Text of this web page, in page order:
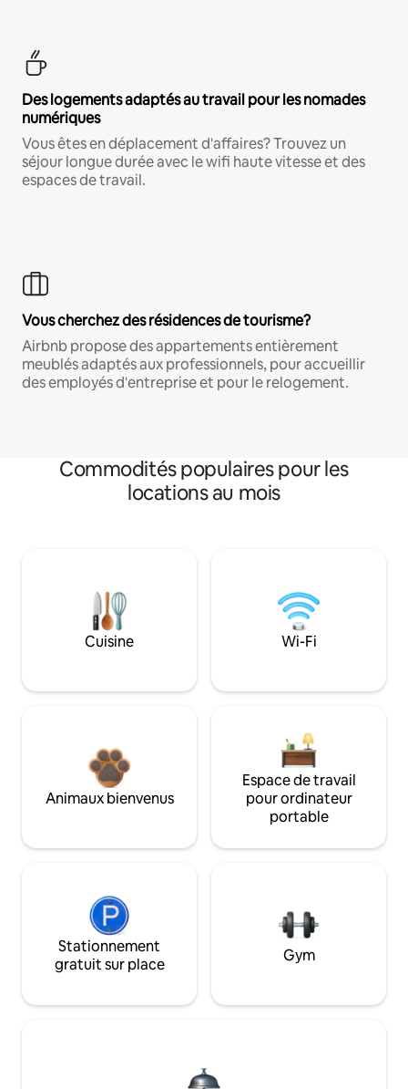
Des logements adaptés au travail pour les nomades
numériques
Vous êtes en déplacement d'affaires? Trouvez un
séjour longue durée avec le wifi haute vitesse et des
espaces de travail.
Vous cherchez des résidences de tourisme?
Airbnb propose des appartements entièrement
meublés adaptés aux professionnels, pour accueillir
des employés d'entreprise et pour le relogement.
Commodités populaires pour les
locations au mois
Cuisine Wi-Fi
Animaux bienvenus
Espace de travail
pour ordinateur
portable
Stationnement
gratuit sur place
Gym